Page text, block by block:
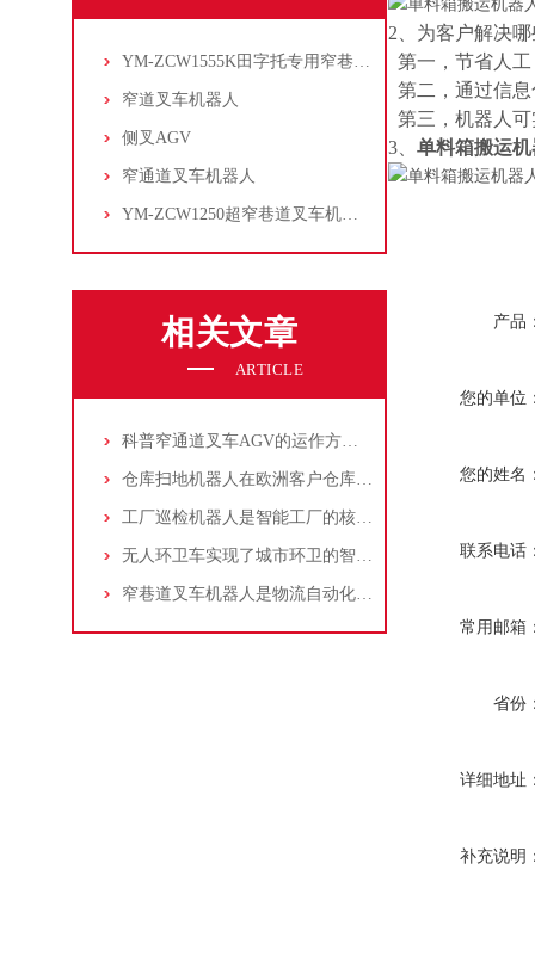
YM-ZCW1555K田字托专用窄巷道叉车机器人
窄道叉车机器人
侧叉AGV
窄通道叉车机器人
YM-ZCW1250超窄巷道叉车机器人
相关文章
ARTICLE
科普窄通道叉车AGV的运作方式与特点
仓库扫地机器人在欧洲客户仓库的应用
工厂巡检机器人是智能工厂的核心成员之一
无人环卫车实现了城市环卫的智能化和无人化
窄巷道叉车机器人是物流自动化中的重要组成部分
2、为客户解决
第一，节省人
第二，通过信
第三，机器人
3、 单料箱搬运机
产品
您的单位
您的姓名
联系电话
常用邮箱
省份
详细地址
补充说明